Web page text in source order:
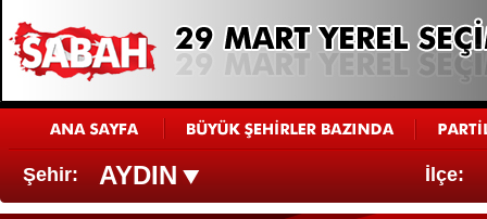
Şehir: AYDIN İlçe: